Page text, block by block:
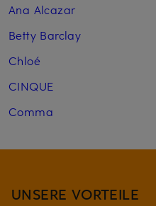
Ana Alcazar
Betty Barclay
Chloé
CINQUE
Comma
UNSERE VORTEILE